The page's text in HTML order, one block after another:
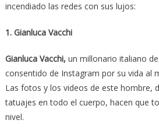
incendiado las redes con sus lujos:
1. Gianluca Vacchi
Gianluca Vacchi, un millonario italiano
consentido de Instagram por su vida al
Las fotos y los videos de este hombre,
tatuajes en todo el cuerpo, hacen que
nivel.